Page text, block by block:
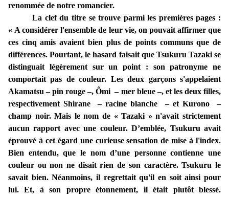
renommée de notre romancier.
La clef du titre se trouve parmi les premières pages :
« A considérer l'ensemble de leur vie, on pouvait affirmer que
ces cinq amis avaient bien plus de points communs que de
différences. Pourtant, le hasard faisait que Tsukuru Tazaki se
distinguait légèrement sur un point : son patronyme ne
comportait pas de couleur. Les deux garçons s'appelaient
Akamatsu – pin rouge –, Ômi – mer bleue –, et les deux filles,
respectivement Shirane – racine blanche – et Kurono –
champ noir. Mais le nom de « Tazaki » n'avait strictement
aucun rapport avec une couleur. D’emblée, Tsukuru avait
éprouvé à cet égard une curieuse sensation de mise à l'index.
Bien entendu, que le nom d’une personne contienne une
couleur ou non ne disait rien de son caractère. Tsukuru le
savait bien. Néanmoins, il regrettait qu'il en soit ainsi pour
lui. Et, à son propre étonnement, il était plutôt blessé.